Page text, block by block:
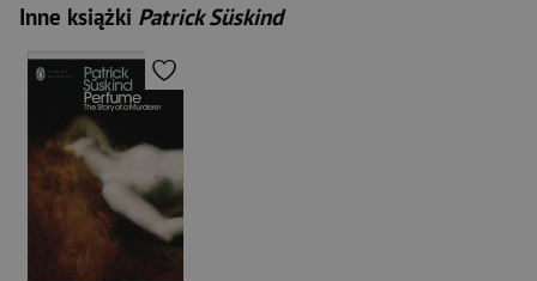
Inne książki Patrick Süskind